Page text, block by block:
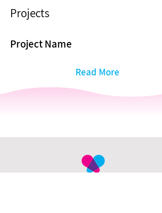
Projects
Project Name
Read More